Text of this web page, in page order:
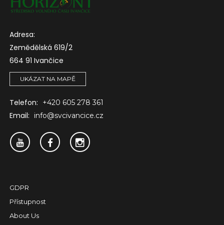
Adresa:
Zemědělská 619/2
664 91 Ivančice
UKÁZAT NA MAPĚ
Telefon: +420 605 278 361
Email: info@svcivancice.cz
GDPR
Přístupnost
About Us